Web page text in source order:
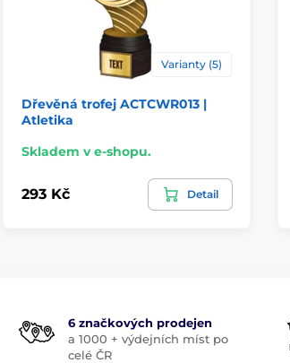
Varianty (5)
Dřevěná trofej ACTCWR013 |
Atletika
Skladem v e-shopu.
293 Kč Detail
6 značkových prodejen
a 1000 + výdejních míst po
celé ČR